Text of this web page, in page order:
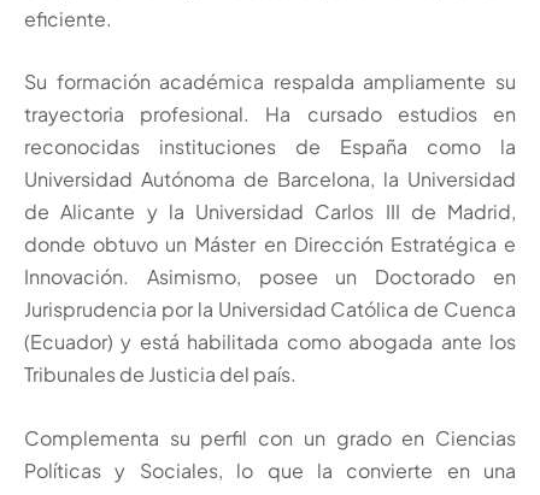
eficiente.
Su formación académica respalda ampliamente su
trayectoria profesional. Ha cursado estudios en
reconocidas instituciones de España como la
Universidad Autónoma de Barcelona, la Universidad
de Alicante y la Universidad Carlos III de Madrid,
donde obtuvo un Máster en Dirección Estratégica e
Innovación. Asimismo, posee un Doctorado en
Jurisprudencia por la Universidad Católica de Cuenca
(Ecuador) y está habilitada como abogada ante los
Tribunales de Justicia del país.
Complementa su perfil con un grado en Ciencias
Políticas y Sociales, lo que la convierte en una